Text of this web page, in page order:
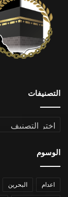
التصنيفات
التصنيفات
الوسوم
اعدام البحرين